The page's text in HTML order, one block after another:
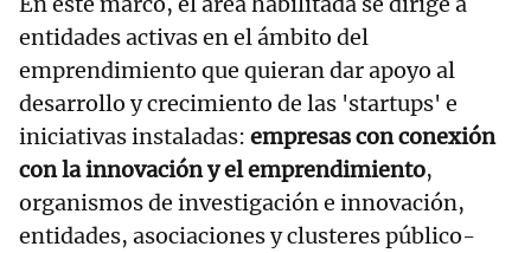
entidades activas en el ámbito del
emprendimiento que quieran dar apoyo al
desarrollo y crecimiento de las 'startups' e
iniciativas instaladas: empresas con conexión
con la innovación y el emprendimiento,
organismos de investigación e innovación,
entidades, asociaciones y clusteres público-